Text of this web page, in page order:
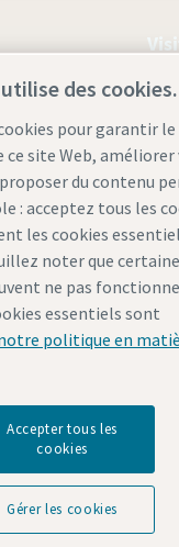
déclaration de
Plan du site
le groupe Atlas
qui transforme
Copco Group
des cookies.
pour garantir le
site Web, améliorer
du contenu
: acceptez tous les
les cookies
noter que
ne pas
essentiels sont
politique en
Accepter tous les
cookies
Gérer les cookies